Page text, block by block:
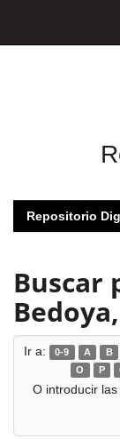
Repositorio
Buscar
Ir a: 0-9 A B
O
P
O introducir